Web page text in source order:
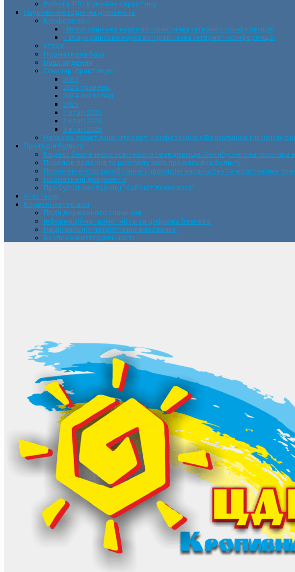
Робота ЗПО в умовах карантину
Науково-методична діяльність
Конференції
І Всеукраїнська науково-практична інтернет-конференція
ІІ Всеукраїнська науково-практична інтернет-конференція
Угоди
Нормативна база
Наші видання
Семінар-практикум
2023
2024 травень
2024 листопад
2025
1 етап 2026
2 етап 2026
3 етап 2026
Науково-практична інтернет-конференція «Формування ціннісних
Протидія булінгу
Кодекс безпечного освітнього середовища. Антибулінгова політика
Порядок подання та розгляду заяв про випадки булінгу
Положення про запобігання і протидію насильству та жорстокому
Нормативні документи
Про булінг на сторінці “Кабінет психолога”
Атестація
Корисні матеріали
Події державного значення
Інформаційна грамотність та цифрова безпека
Національно-патріотичне виховання
Безпека життєдіяльності